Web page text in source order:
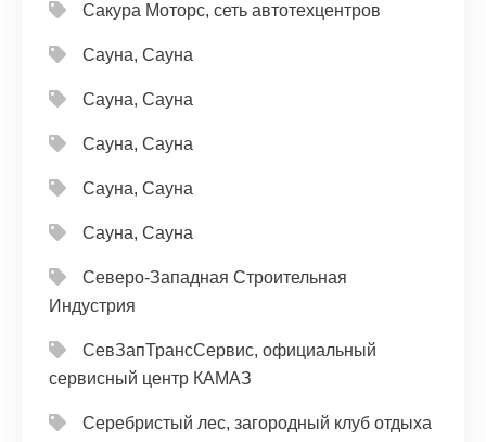
Сакура Моторс, сеть автотехцентров
Сауна, Сауна
Сауна, Сауна
Сауна, Сауна
Сауна, Сауна
Сауна, Сауна
Северо-Западная Строительная
Индустрия
СевЗапТрансСервис, официальный
сервисный центр КАМАЗ
Серебристый лес, загородный клуб отдыха